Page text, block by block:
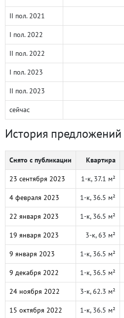
II пол. 2021
I пол. 2022
II пол. 2022
I пол. 2023
II пол. 2023
сейчас
История
Снято с публикации Квартира
23 сентября 2023 1-к, 37.1 м²
4 февраля 2023 1-к, 36.5 м²
22 января 2023 1-к, 36.5 м²
19 января 2023 3-к, 63 м²
9 января 2023 1-к, 36.5 м²
9 декабря 2022 1-к, 36.5 м²
24 ноября 2022 3-к, 62.3 м²
15 октября 2022 1-к, 36.5 м²